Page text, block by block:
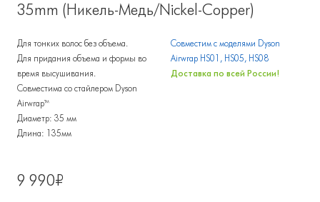
35mm (Никель-Медь/Nickel-Copper)
Для тонких волос без объема.
Для придания объема и формы во
время высушивания.
Совместима со стайлером Dyson
Airwrap™
Диаметр: 35 мм
Длина: 135мм
Совместим с моделями Dyson
Airwrap HS01, HS05, HS08
Доставка по всей России!
9 990₽